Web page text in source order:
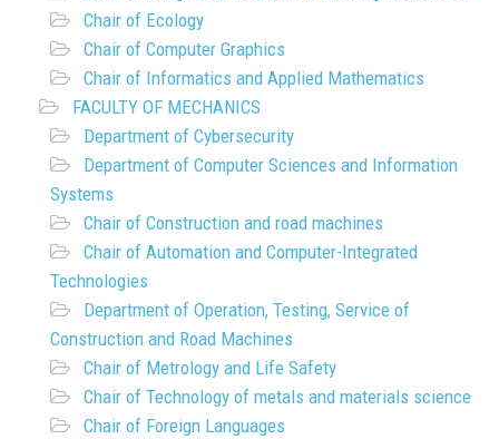
Chair of Ecology
Chair of Computer Graphics
Chair of Informatics and Applied Mathematics
FACULTY OF MECHANICS
Department of Cybersecurity
Department of Computer Sciences and Information
Systems
Chair of Construction and road machines
Chair of Automation and Computer-Integrated
Technologies
Department of Operation, Testing, Service of
Construction and Road Machines
Chair of Metrology and Life Safety
Chair of Technology of metals and materials science
Chair of Foreign Languages